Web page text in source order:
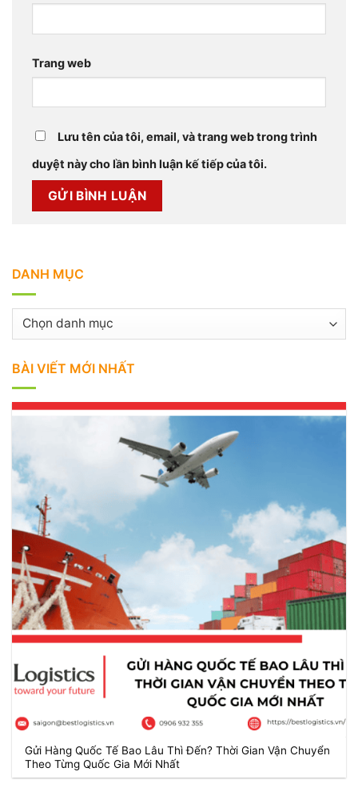
Trang web
Lưu tên của tôi, email, và trang web trong trình
duyệt này cho lần bình luận kế tiếp của tôi.
DANH MỤC
Danh
BÀI VIẾT MỚI NHẤT
Gửi Hàng Quốc Tế Bao Lâu Thì Đến? Thời Gian Vận Chuyển
Theo Từng Quốc Gia Mới Nhất